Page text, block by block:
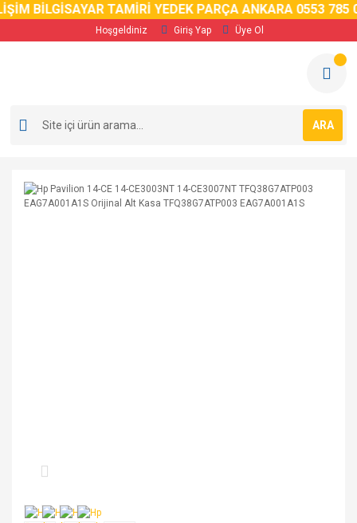
BİLGİSAYAR TAMİRİ YEDEK PARÇA ANKARA 0553 785 02
Hoşgeldiniz Giriş Yap Üye Ol
ARA